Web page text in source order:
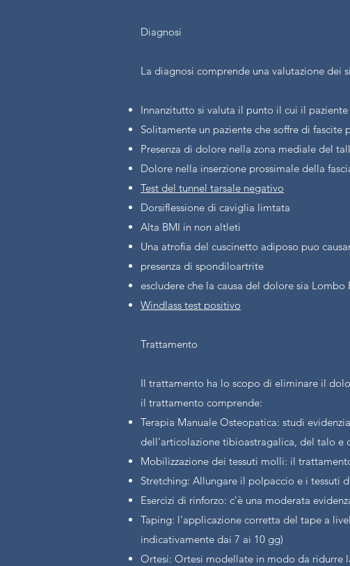
Diagnosi
La diagnosi comprende una valutazione dei
Innanzitutto si valuta il punto il cui il
Solitamente un paziente che soffre di
Presenza di dolore nella zona mediale del
Dolore nella inserzione prossimale della
Test del tunnel tarsale negativo
Dorsiflessione di caviglia limtata
Alta BMI in non altleti
Una atrofia del cuscinetto adiposo puo
presenza di spondiloartrite
escludere che la causa del dolore sia Lombo
Windlass test positivo
Trattamento
Il trattamento ha lo scopo di eliminare il
il trattamento comprende:
Terapia Manuale Osteopatica: studi
dell'articolazione tibioastragalica, del talo
Mobilizzazione dei tessuti molli: il
Stretching: Allungare il polpaccio e i tessuti
Esercizi di rinforzo: c'è una moderata
Taping: l'applicazione corretta del tape a
indicativamente dai 7 ai 10 gg)
Ortesi: Ortesi modellate in modo da ridurre